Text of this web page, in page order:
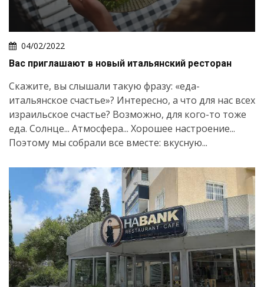
04/02/2022
Вас приглашают в новый итальянский ресторан
Скажите, вы слышали такую фразу: «еда-
итальянское счастье»? Интересно, а что для нас всех
израильское счастье? Возможно, для кого-то тоже
еда. Солнце... Атмосфера... Хорошее настроение...
Поэтому мы собрали все вместе: вкусную...